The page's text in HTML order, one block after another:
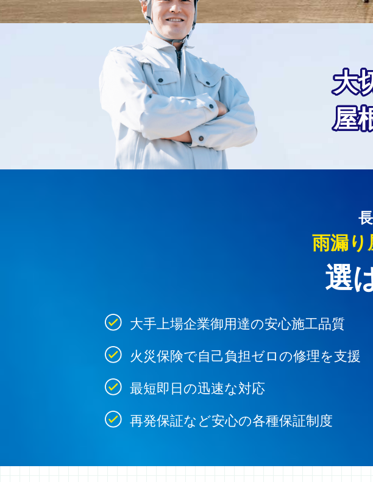
大
屋
雨漏
選
大手上場企業御用達の安心施工品質
火災保険で自己負担ゼロの修理を支援
最短即日の迅速な対応
再発保証など安心の各種保証制度